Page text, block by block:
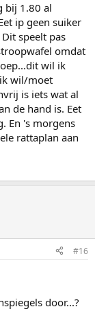
bij 1.80 al
ip geen suiker
speelt pas
omdat
wil ik
wil/moet
is iets wat al
de hand is. Eet
En 's morgens
rattaplan aan
#16
door...?